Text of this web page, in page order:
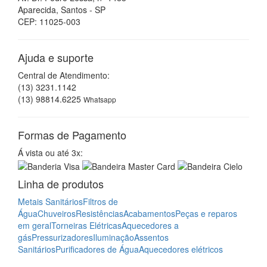
Aparecida, Santos - SP
CEP: 11025-003
Ajuda e suporte
Central de Atendimento:
(13) 3231.1142
(13) 98814.6225 Whatsapp
Formas de Pagamento
Á vista ou até 3x:
Linha de produtos
Metais SanitáriosFiltros de
ÁguaChuveirosResistênciasAcabamentosPeças e reparos
em geralTorneiras ElétricasAquecedores a
gásPressurizadoresIluminaçãoAssentos
SanitáriosPurificadores de ÁguaAquecedores elétricos